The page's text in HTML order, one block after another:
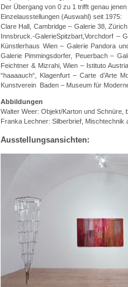
Der Übergang von 0 zu 1 trifft genau
Einzelausstellungen (Auswahl) seit 1975:
Clare Hall, Cambridge – Galerie 38,
Innsbruck.-GalerieSpitzbart,Vorchdorf –
Künstlerhaus Wien – Galerie Pandora
Galerie Pimmingsdorfer, Peuerbach –
Feichtner & Mizrahi, Wien – Istituto
“haaaauch“, Klagenfurt – Carte d’Arte
Kunstverein Baden – Museum für
Abbildungen
Walter Weer: Objekt/Karton und Schnüre,
Franka Lechner: Silberbrief, Mischtechnik
Ausstellungsansichten: